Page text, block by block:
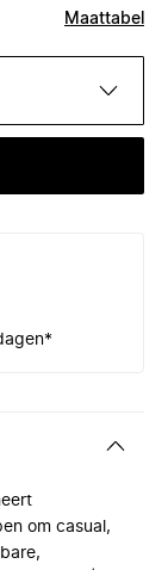
Maattabel
om casual,